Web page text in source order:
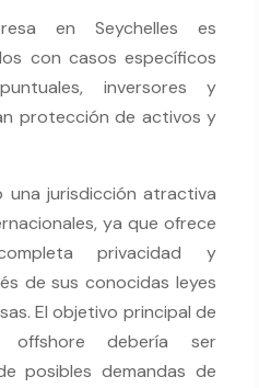
en Seychelles es
con casos específicos
inversores y
protección de activos y
una jurisdicción atractiva
ya que ofrece
privacidad y
de sus conocidas leyes
El objetivo principal de
offshore debería ser
posibles demandas de